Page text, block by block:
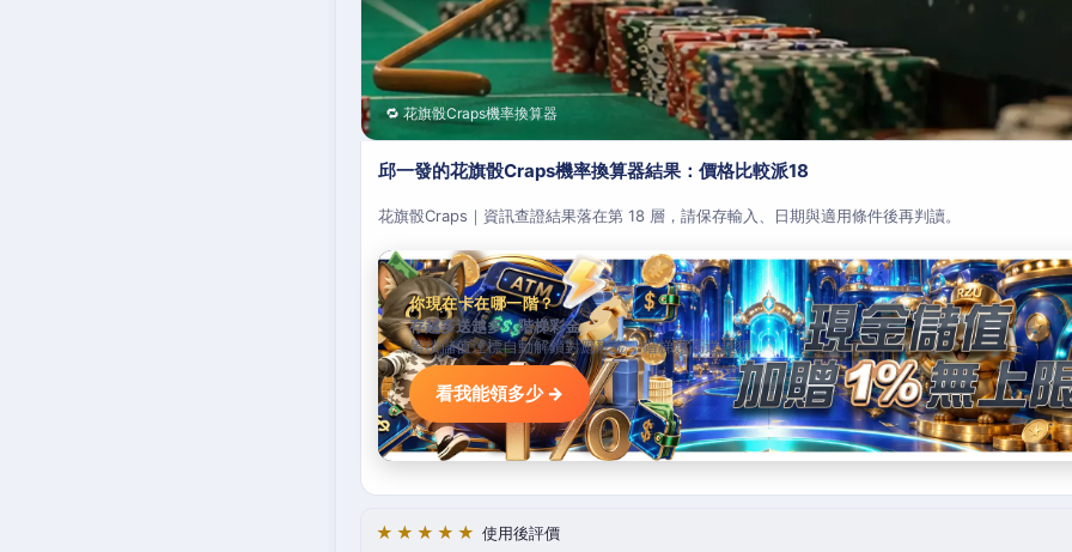
🔁 花旗骰Craps機率換算器
邱一發的花旗骰Craps機率換算器結果：價格比較派18
花旗骰Craps｜資訊查證結果落在第 18 層，請保存輸入、日期與適用條件後再判讀。
你現在卡在哪一階？
存越多送越多，階梯彩金
累積儲值達標自動解鎖對應彩金，階梯越高送越狠。
看我能領多少 →
★★★★★ 使用後評價